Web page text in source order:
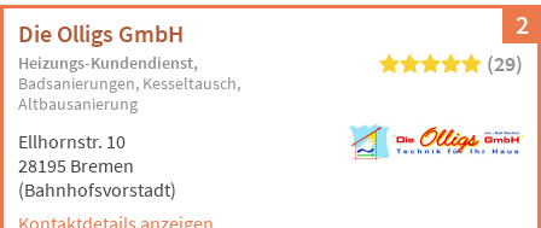
2
Die Olligs GmbH
Heizungs-Kundendienst
Badsanierungen Kesseltausch
Altbausanierung
(29)
Ellhornstr. 10
28195 Bremen
(Bahnhofsvorstadt)
Kontaktdetails anzeigen